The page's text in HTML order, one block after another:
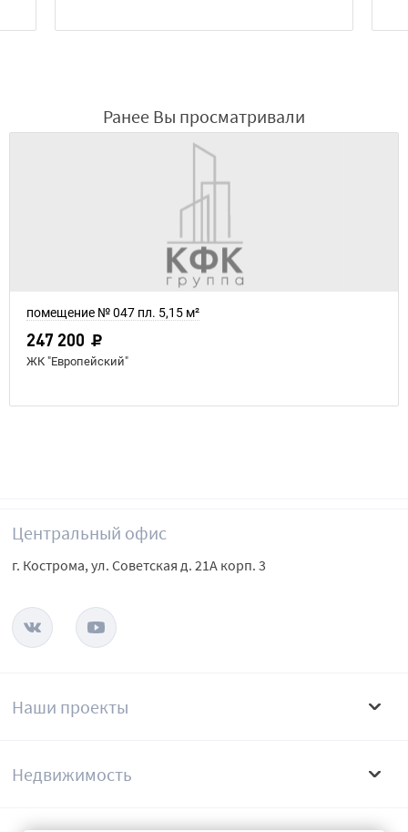
Ранее Вы просматривали
помещение № 047 пл. 5,15 м²
247 200
ЖК "Европейский"
Наши проекты
Недвижимость
Центральный офис
г. Кострома, ул. Советская д. 21А корп. 3